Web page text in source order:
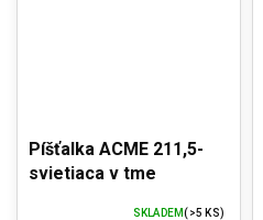
Píšťalka ACME 211,5-
svietiaca v tme
SKLADEM(>5 KS)